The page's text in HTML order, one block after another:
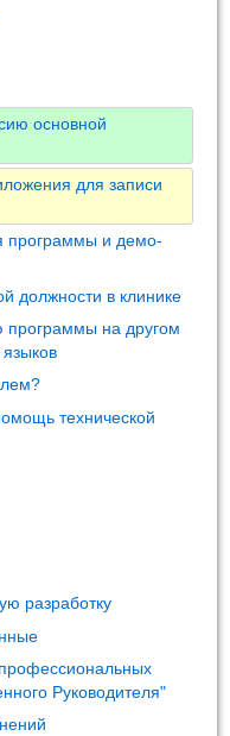
основной
для записи
программы и демо-
должности в клинике
на другом
технической
разработку
Руководителя"